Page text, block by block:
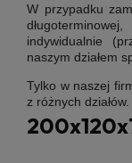
W przypadku
indywidualnie
naszym działem
Tylko w naszej
z różnych działów.